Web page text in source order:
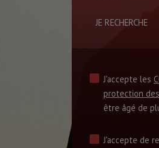
JE RECHERCHE
J'accepte les
protection
être âgé de
J'accepte de